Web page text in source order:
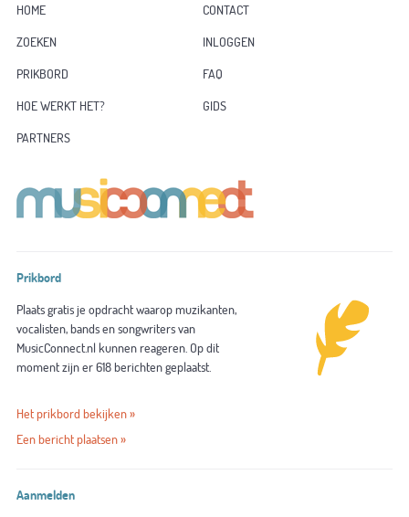
HOME
CONTACT
ZOEKEN
INLOGGEN
PRIKBORD
FAQ
HOE WERKT HET?
GIDS
PARTNERS
Prikbord
Plaats gratis je opdracht waarop muzikanten,
vocalisten, bands en songwriters van
MusicConnect.nl kunnen reageren. Op dit
moment zijn er 618 berichten geplaatst.
Het prikbord bekijken »
Een bericht plaatsen »
Aanmelden